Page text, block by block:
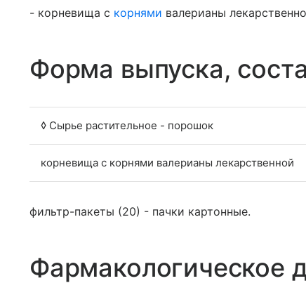
- корневища с корнями валерианы
Форма выпуска,
◊ Сырье растительное - порошок
корневища с корнями валерианы лекарственной
фильтр-пакеты (20) - пачки картонные.
Фармакологическое